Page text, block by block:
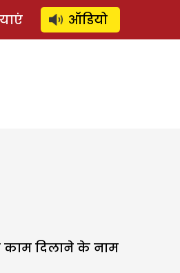
SUBSCRIBE
ऑडियो
काम दिलाने के नाम